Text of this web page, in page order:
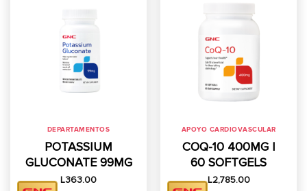
DEPARTAMENTOS
POTASSIUM
GLUCONATE 99MG
L363.00
APOYO CARDIOVASCULAR
COQ-10 400MG |
60 SOFTGELS
L2,785.00